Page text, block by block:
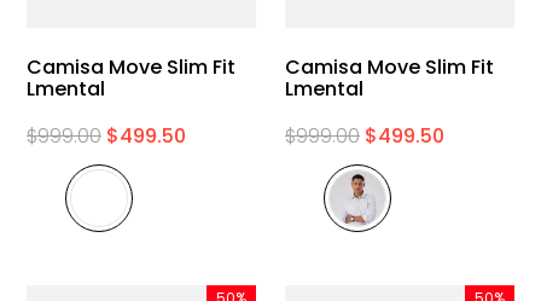
Camisa Move Slim Fit
Lmental
$999.00 $499.50
Camisa Move Slim Fit
Lmental
$999.00 $499.50